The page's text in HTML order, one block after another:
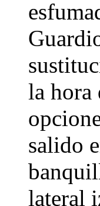
la hora
salido
lateral